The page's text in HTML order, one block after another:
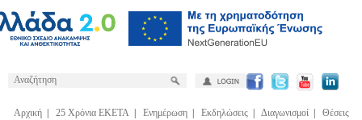
Αρχική| 25 Χρόνια ΕΚΕΤΑ| Ενημέρωση| Εκδηλώσεις| Διαγωνισμοί| Θέσεις